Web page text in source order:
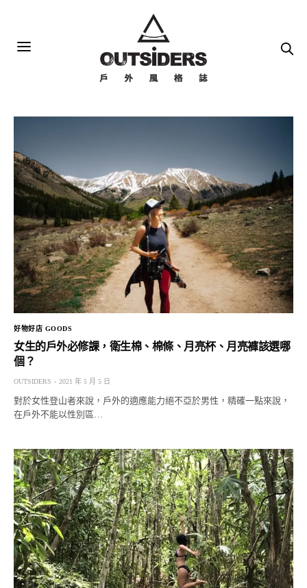
好物好店 GOODS
女生的戶外必修課，衛生棉、棉條、月亮杯、月亮褲該選哪
個？
OUTSIDERS 2021 年 5 月 5 日
對於女性登山者來說，戶外的適應能力絕不亞於男性，精確一點來說，
在戶外不能以性別區…